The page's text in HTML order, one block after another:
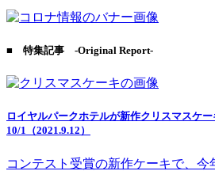
■ 特集記事 -Original Report-
ロイヤルパークホテルが新作クリスマスケ
10/1（2021.9.12）
コンテスト受賞の新作ケーキで、今